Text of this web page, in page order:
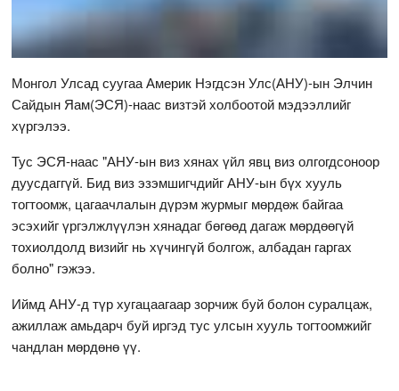
Монгол Улсад суугаа Америк Нэгдсэн Улс(АНУ)-ын Элчин
Сайдын Яам(ЭСЯ)-наас визтэй холбоотой мэдээллийг
хүргэлээ.
Тус ЭСЯ-наас "АНУ-ын виз хянах үйл явц виз олгогдсоноор
дуусдаггүй. Бид виз эзэмшигчдийг АНУ-ын бүх хууль
тогтоомж, цагаачлалын дүрэм журмыг мөрдөж байгаа
эсэхийг үргэлжлүүлэн хянадаг бөгөөд дагаж мөрдөөгүй
тохиолдолд визийг нь хүчингүй болгож, албадан гаргах
болно" гэжээ.
Иймд АНУ-д түр хугацаагаар зорчиж буй болон суралцаж,
ажиллаж амьдарч буй иргэд тус улсын хууль тогтоомжийг
чандлан мөрдөнө үү.